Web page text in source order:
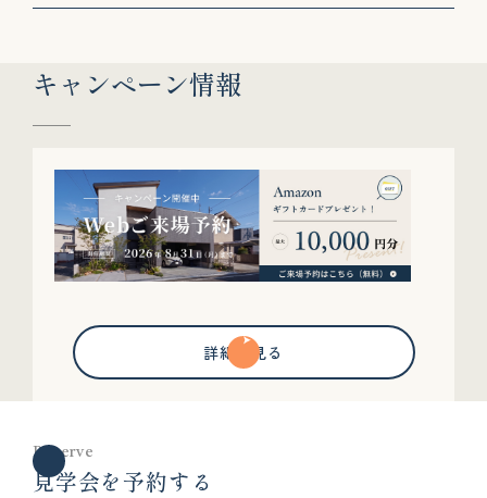
キャンペーン情報
詳細を見る
Reserve
見学会を予約する